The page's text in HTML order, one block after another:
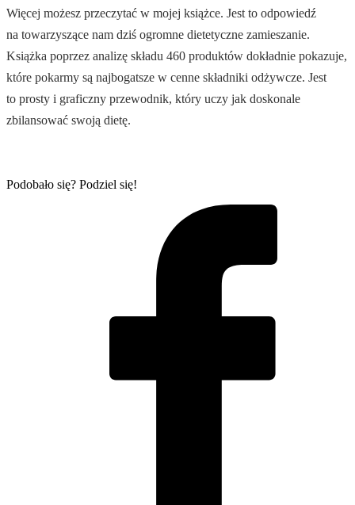
Więcej możesz przeczytać w mojej książce. Jest to odpowiedź
na towarzyszące nam dziś ogromne dietetyczne zamieszanie.
Książka poprzez analizę składu 460 produktów dokładnie pokazuje,
które pokarmy są najbogatsze w cenne składniki odżywcze. Jest
to prosty i graficzny przewodnik, który uczy jak doskonale
zbilansować swoją dietę.
Podobało się? Podziel się!